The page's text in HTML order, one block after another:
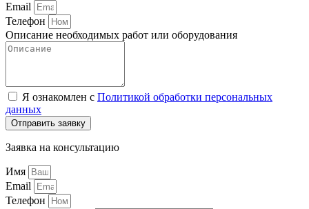
Email
Телефон
Описание необходимых работ или оборудования
Я ознакомлен с Политикой обработки персональных
данных
Отправить заявку
Заявка на консультацию
Имя
Email
Телефон